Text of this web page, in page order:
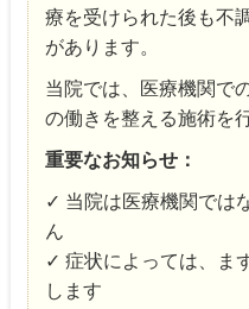
療を受けられた後も不
があります。
当院では、医療機関で
の働きを整える施術を
重要なお知らせ：
✓ 当院は医療機関では
ん
✓ 症状によっては、ま
します